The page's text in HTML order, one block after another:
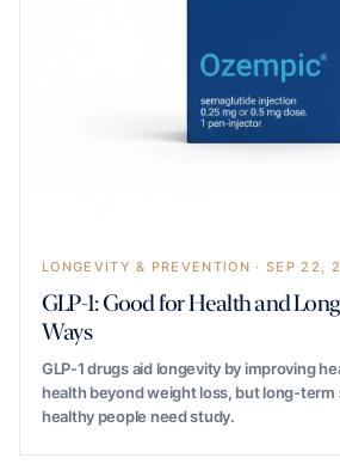
LONGEVITY & PREVENTION · SEP 22,
GLP-1: Good for Health and
Ways
GLP-1 drugs aid longevity by improving
health beyond weight loss, but long-term
healthy people need study.